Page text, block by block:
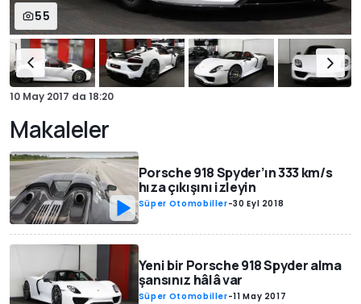
55
10 May 2017 da 18:20
Makaleler
Porsche 918 Spyder’ın 333 km/s
hıza çıkışını izleyin
Süper Otomobiller-30 Eyl 2018
Yeni bir Porsche 918 Spyder alma
şansınız hâlâ var
Süper Otomobiller-11 May 2017